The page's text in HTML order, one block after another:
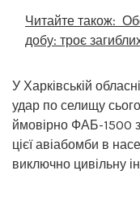
Читайте також:
добу: троє
У Харківській
удар по селищу
ймовірно ФАБ-1500
цієї авіабомби в
виключно цивільну